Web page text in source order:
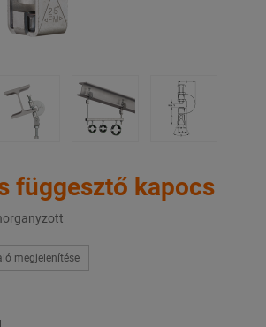
függesztő kapocs
megjelenítése